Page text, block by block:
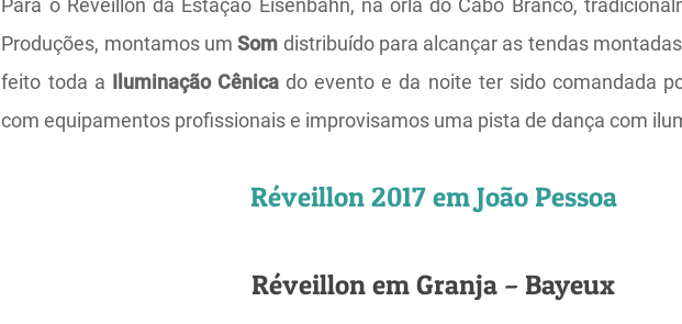
Para o Réveillon da Estação Eisenbahn, na orla do Cabo Branco,
Produções, montamos umSom distribuído para alcançar as tendas
feito toda a Iluminação Cênicado evento e da noite ter sido comandada
com equipamentos profissionais e improvisamos uma pista de dança com
Réveillon 2017 em João Pessoa
Réveillon em Granja – Bayeux